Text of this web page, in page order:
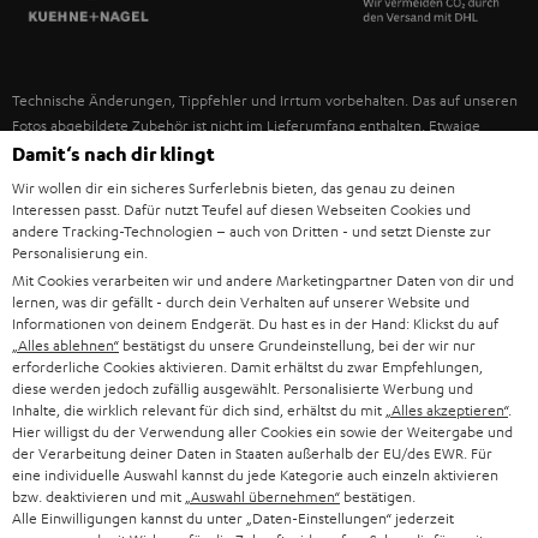
NEUHEITEN
UNSER MANAGEMENT
UNSERE WERTE
BILDUNGSRABATT
GESCHENKGUTSCHEIN
BARRIEREFREIHEIT
USA
WEITERE LÄNDER
Technische Änderungen, Tippfehler und Irrtum vorbehalten. Das auf unseren
Fotos abgebildete Zubehör ist nicht im Lieferumfang enthalten. Etwaige
Entsorgungsgebühren für Batterien sind im Preis inbegriffen.
©2026 Lautsprecher Teufel GmbH - All rights reserved.
Impressum AGB
Vertrag widerrufen
Damit‘s nach dir klingt
Wir wollen dir ein sicheres Surferlebnis bieten, das genau zu deinen
Interessen passt. Dafür nutzt Teufel auf diesen Webseiten Cookies und
andere Tracking-Technologien – auch von Dritten - und setzt Dienste zur
Personalisierung ein.
Mit Cookies verarbeiten wir und andere Marketingpartner Daten von dir und
lernen, was dir gefällt - durch dein Verhalten auf unserer Website und
Informationen von deinem Endgerät. Du hast es in der Hand: Klickst du auf
„Alles ablehnen“ bestätigst du unsere Grundeinstellung, bei der wir nur
erforderliche Cookies aktivieren. Damit erhältst du zwar Empfehlungen,
diese werden jedoch zufällig ausgewählt. Personalisierte Werbung und
Inhalte, die wirklich relevant für dich sind, erhältst du mit „Alles akzeptieren“.
Hier willigst du der Verwendung aller Cookies ein sowie der Weitergabe und
der Verarbeitung deiner Daten in Staaten außerhalb der EU/des EWR. Für
eine individuelle Auswahl kannst du jede Kategorie auch einzeln aktivieren
bzw. deaktivieren und mit „Auswahl übernehmen“ bestätigen.
Alle Einwilligungen kannst du unter „Daten-Einstellungen“ jederzeit